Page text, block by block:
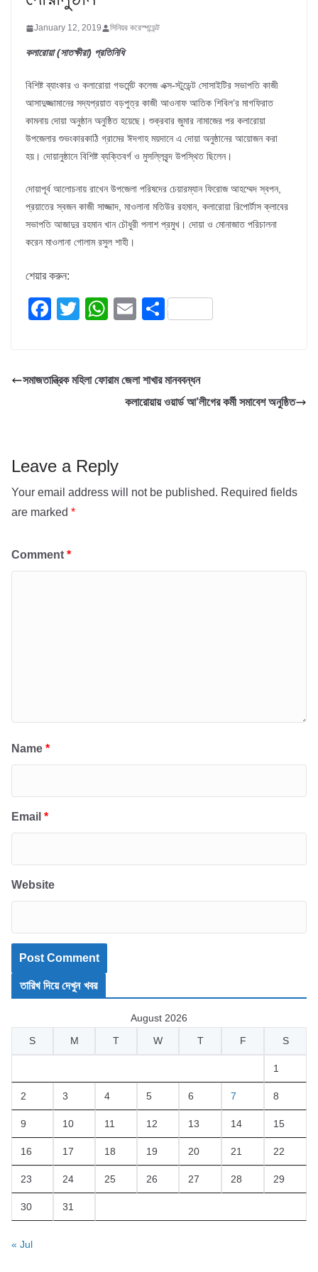
January 12, 2019 সিনিয়র করেস্পন্ডেন্ট
কলারোয়া (সাতক্ষীরা) প্রতিনিধি
বিশিষ্ট ব্যাংকার ও কলারোয়া গভর্মেন্ট কলেজ এক্স-স্টুডেন্ট সোসাইটির সভাপতি কাজী
আসাদুজ্জামানের সদ্যপ্রয়াত বড়পুত্র কাজী আওনাফ আতিক শিবিল’র মাগফিরাত
কামনায় দোয়া অনুষ্ঠান অনুষ্ঠিত হয়েছে। শুক্রবার জুমার নামাজের পর কলারোয়া
উপজেলার শুভংকারকাঠি গ্রামের ঈদগাহ ময়দানে এ দোয়া অনুষ্ঠানের আয়োজন করা
হয়। দোয়ানুষ্ঠানে বিশিষ্ট ব্যক্তিবর্গ ও মুসল্লিবৃন্দ উপস্থিত ছিলেন।
দোয়াপূর্ব আলোচনায় রাখেন উপজেলা পরিষদের চেয়ারম্যান ফিরোজ আহম্মেদ স্বপন,
প্রয়াতের স্বজন কাজী সাজ্জাদ, মাওলানা মতিউর রহমান, কলারোয়া রিপোর্টাস ক্লাবের
সভাপতি আজাদুর রহমান খান চৌধুরী পলাশ প্রমুখ। দোয়া ও মোনাজাত পরিচালনা
করেন মাওলানা গোলাম রসুল শাহী।
শেয়ার করুন:
F
e
k
T
er
W
s
E S
e
সমাজতান্ত্রিক মহিলা ফোরাম জেলা শাখার মানববন্ধন
কলারোয়ায় ওয়ার্ড আ’লীগের কর্মী সমাবেশ অনুষ্ঠিত
Leave a Reply
Your email address will not be published. Required fields
are marked *
Comment *
Name *
Email *
Website
তারিখ দিয়ে দেখুন খবর
August 2026
S
M T W T F S
1
2 3 4 5 6 7 8
9 10 11 12 13 14 15
16 17 18 19 20 21 22
23 24 25 26 27 28 29
30 31
« Jul